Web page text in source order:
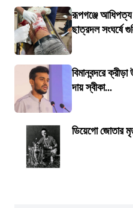
রূপগঞ্জে আধিপত্য
ছাত্রদল সংঘর্ষে
বিমানবন্দরে
দায় স্বীকা...
ডিয়েগো জোতার